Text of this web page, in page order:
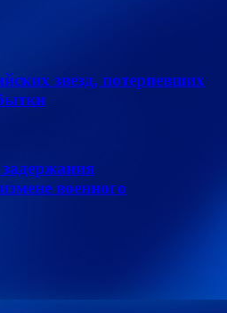
звезд, потерпевших
военного